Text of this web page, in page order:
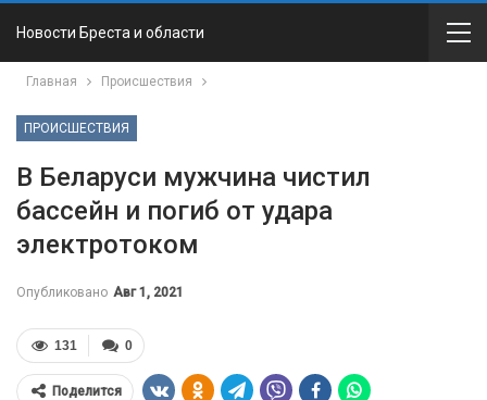
Новости Бреста и области
Главная Происшествия
ПРОИСШЕСТВИЯ
В Беларуси мужчина чистил
бассейн и погиб от удара
электротоком
Опубликовано Авг 1, 2021
0
131
Поделится